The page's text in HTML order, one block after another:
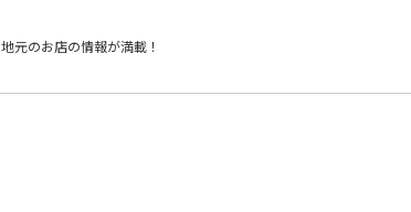
地元のお店の情報が満載！